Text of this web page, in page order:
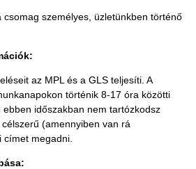
csomag személyes, üzletünkben történő
az MPL és a GLS teljesíti. A
történik 8-17 óra közötti
ebben időszakban nem tartózkodsz
(amennyiben van rá
megadni.